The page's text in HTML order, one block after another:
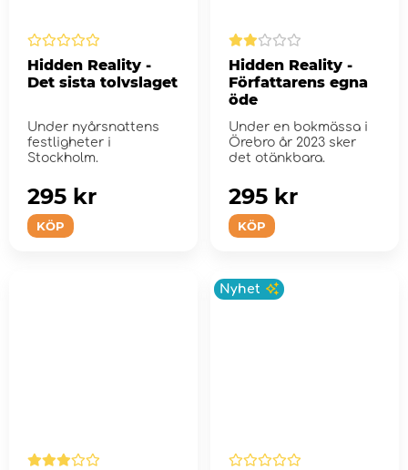
Hidden Reality -
Det sista tolvslaget
Under nyårsnattens
festligheter i
Stockholm.
KÖP
295 kr
Hidden Reality -
Författarens egna
öde
Under en bokmässa i
Örebro år 2023 sker
det otänkbara.
KÖP
295 kr
Nyhet